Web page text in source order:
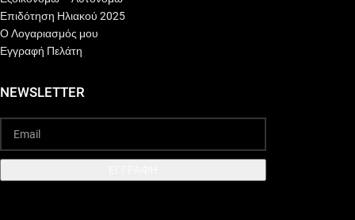
Επιδότηση Ηλιακού 2025
Ο Λογαριασμός μου
Εγγραφή Πελάτη
NEWSLETTER